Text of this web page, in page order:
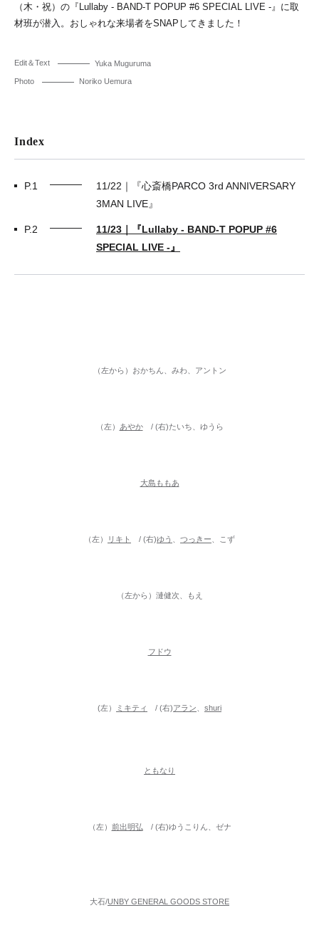
（木・祝）の『Lullaby - BAND-T POPUP #6 SPECIAL LIVE -』に取
材班が潜入。おしゃれな来場者をSNAPしてきました！
Edit＆Text Yuka Muguruma
Photo Noriko Uemura
Index
P.1
11/22｜『心斎橋PARCO 3rd ANNIVERSARY
3MAN LIVE』
P.2
11/23｜『Lullaby - BAND-T POPUP #6
SPECIAL LIVE -』
（左から）おかちん、みわ、アントン
（左） あやか/ (右)たいち、ゆうら
大島ももあ
（左） リキト / (右)ゆう つっきー 、こず
（左から）漣健次、もえ
フドウ
(左） ミキティ / (右)アラン shuri
ともなり
（左） 前出明弘 / (右)ゆうこりん、ゼナ
大石/UNBY GENERAL GOODS STORE